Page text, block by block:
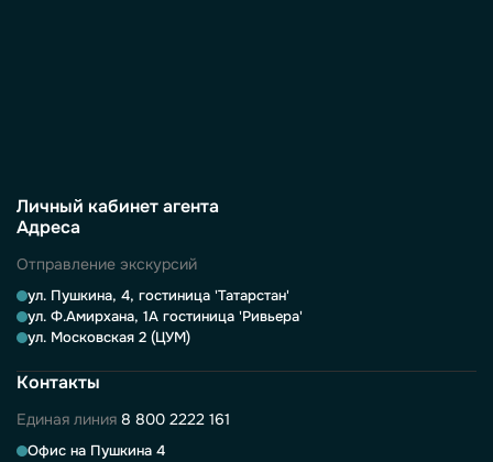
Личный кабинет агента
Адреса
Отправление экскурсий
ул. Пушкина, 4, гостиница 'Татарстан'
ул. Ф.Амирхана, 1А гостиница 'Ривьера'
ул. Московская 2 (ЦУМ)
Контакты
Единая линия 8 800 2222 161
Офис на Пушкина 4